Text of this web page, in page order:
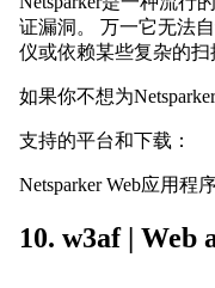
证漏洞。 万一它无法
仪或依赖某些复杂的扫
如果你不想为
支持的平台和下载：
Netsparker Web应用程
10. w3af | Web